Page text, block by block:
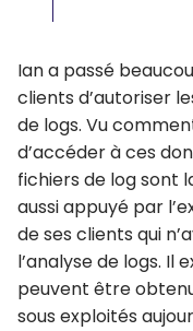
Ian a passé
clients d’autoriser
de logs. Vu
d’accéder à ces
fichiers de log sont
aussi appuyé par
de ses clients qui
l’analyse de logs. Il
peuvent être
sous exploités